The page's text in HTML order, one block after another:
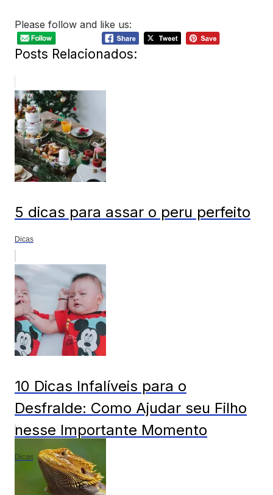
Please follow and like us:
Posts Relacionados:
5 dicas para assar o peru perfeito
Dicas
10 Dicas Infalíveis para o
Desfralde: Como Ajudar seu Filho
nesse Importante Momento
Dicas